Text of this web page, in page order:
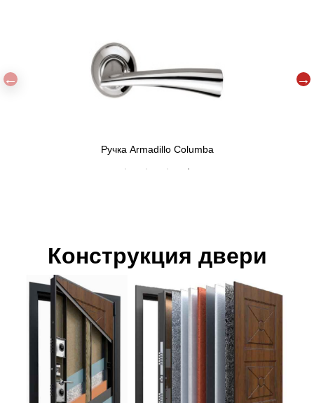
Ручка Armadillo Columba
Конструкция двери